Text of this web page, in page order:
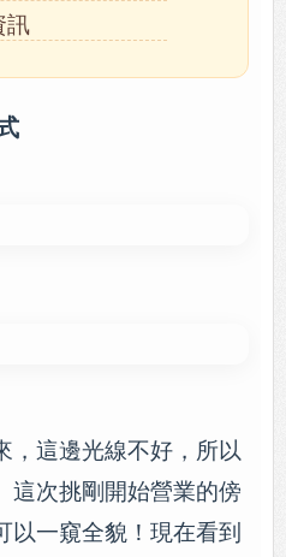
訊
，這邊光線不好，所以
這次挑剛開始營業的傍
以一窺全貌！現在看到